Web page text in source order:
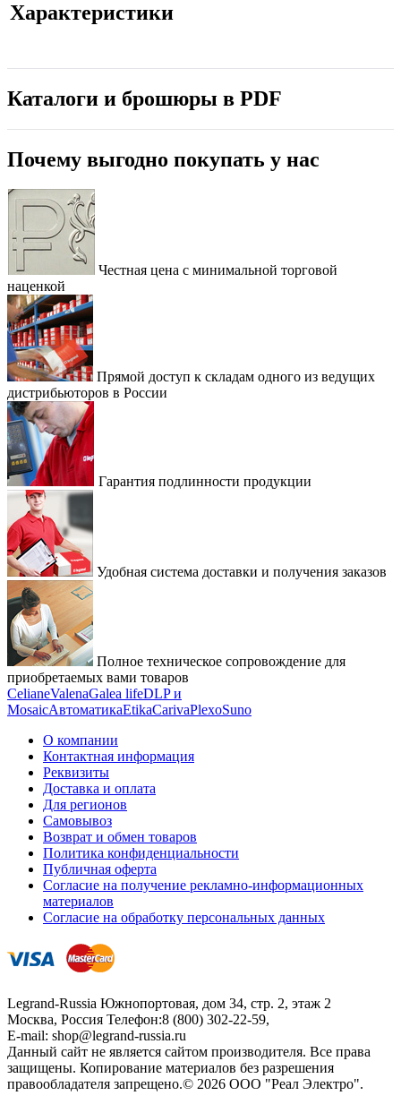
Характеристики
Каталоги и брошюры в PDF
Почему выгодно покупать у нас
Честная цена с минимальной торговой
наценкой
Прямой доступ к складам одного из ведущих
дистрибьюторов в России
Гарантия подлинности продукции
Удобная система доставки и получения заказов
Полное техническое сопровождение для
приобретаемых вами товаров
CelianeValenaGalea lifeDLP и
MosaicАвтоматикаEtikaCarivaPlexoSuno
О компании
Контактная информация
Реквизиты
Доставка и оплата
Для регионов
Самовывоз
Возврат и обмен товаров
Политика конфиденциальности
Публичная оферта
Согласие на получение рекламно-информационных
материалов
Согласие на обработку персональных данных
Legrand-Russia Южнопортовая, дом 34, стр. 2, этаж 2
Москва, Россия Телефон:8 (800) 302-22-59,
E-mail: shop@legrand-russia.ru
Данный сайт не является сайтом производителя. Все права
защищены. Копирование материалов без разрешения
правообладателя запрещено.© 2026 ООО "Реал Электро".